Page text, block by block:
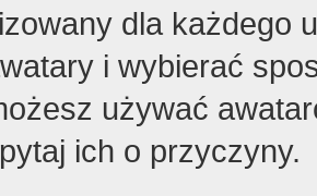
dla każdego
i wybierać
używać
ich o przyczyny.